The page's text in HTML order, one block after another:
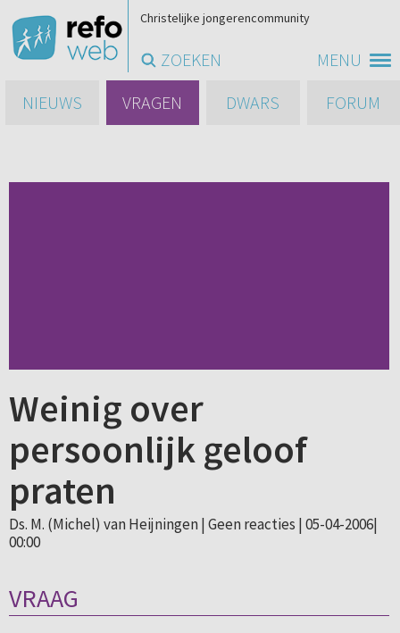
MENU
Christelijke jongerencommunity
ZOEKEN
NIEUWS
VRAGEN DWARS FORUM
Weinig over
persoonlijk geloof
praten
Ds. M. (Michel) van Heijningen | Geen reacties | 05-04-2006|
00:00
VRAAG